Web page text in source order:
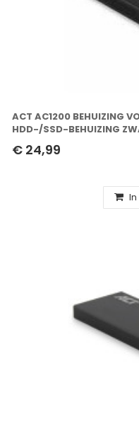
ACT AC1200 BEHUIZING
HDD-/SSD-BEHUIZING
€ 24,99